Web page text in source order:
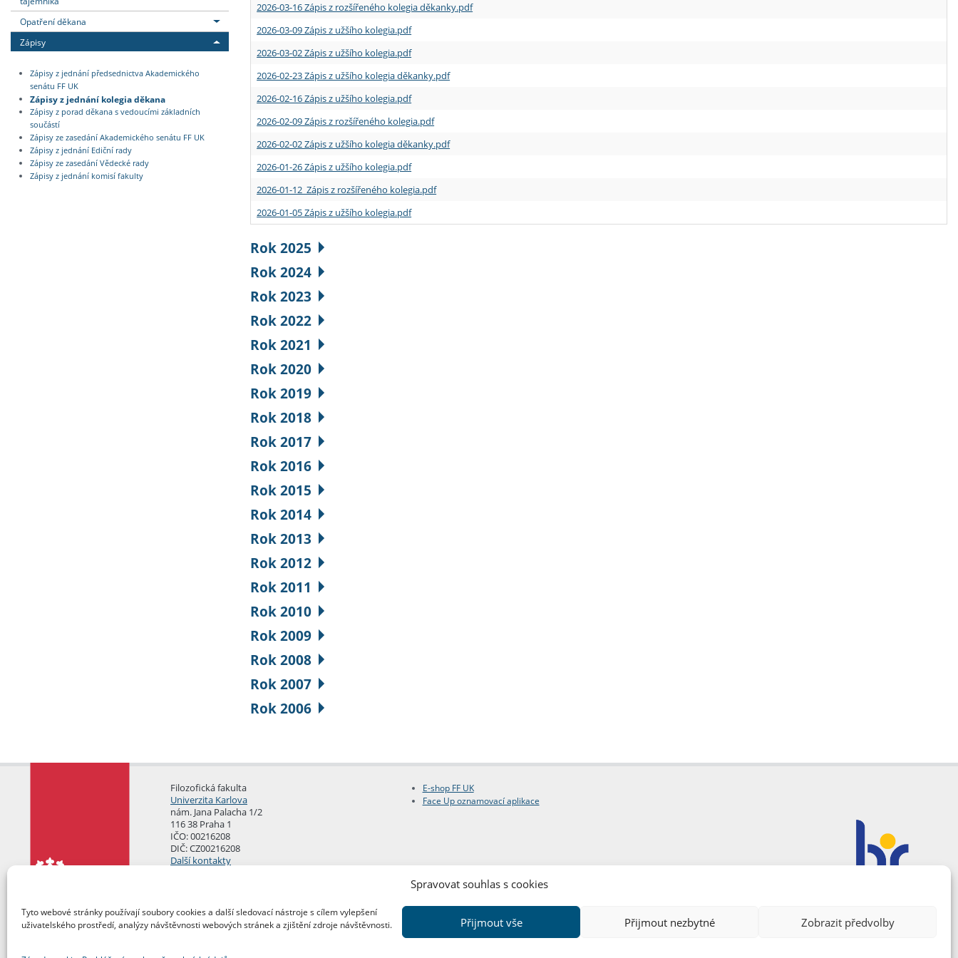
Spravovat souhlas s cookies
Tyto webové stránky používají soubory cookies a další sledovací nástroje s cílem vylepšení
uživatelského prostředí, analýzy návštěvnosti webových stránek a zjištění zdroje návštěvnosti.
Přijmout vše Přijmout nezbytné Zobrazit předvolby
Opatření děkana
Zápisy
Zápisy z jednání předsednictva Akademického
senátu FF UK
Zápisy z jednání kolegia děkana
Zápisy z porad děkana s vedoucími základních
součástí
Zápisy ze zasedání Akademického senátu FF UK
Zápisy z jednání Ediční rady
Zápisy ze zasedání Vědecké rady
Zápisy z jednání komisí fakulty
2026-03-16 Zápis z rozšířeného kolegia děkanky.pdf
2026-03-09 Zápis z užšího kolegia.pdf
2026-03-02 Zápis z užšího kolegia.pdf
2026-02-23 Zápis z užšího kolegia děkanky.pdf
2026-02-16 Zápis z užšího kolegia.pdf
2026-02-09 Zápis z rozšířeného kolegia.pdf
2026-02-02 Zápis z užšího kolegia děkanky.pdf
2026-01-26 Zápis z užšího kolegia.pdf
2026-01-12 Zápis z rozšířeného kolegia.pdf
2026-01-05 Zápis z užšího kolegia.pdf
Rok 2025
Rok 2024
Rok 2023
Rok 2022
Rok 2021
Rok 2020
Rok 2019
Rok 2018
Rok 2017
Rok 2016
Rok 2015
Rok 2014
Rok 2013
Rok 2012
Rok 2011
Rok 2010
Rok 2009
Rok 2008
Rok 2007
Rok 2006
Filozofická fakulta
Univerzita Karlova
nám. Jana Palacha 1/2
116 38 Praha 1
IČO: 00216208
DIČ: CZ00216208
Další kontakty
E-shop FF UK
Face Up oznamovací aplikace